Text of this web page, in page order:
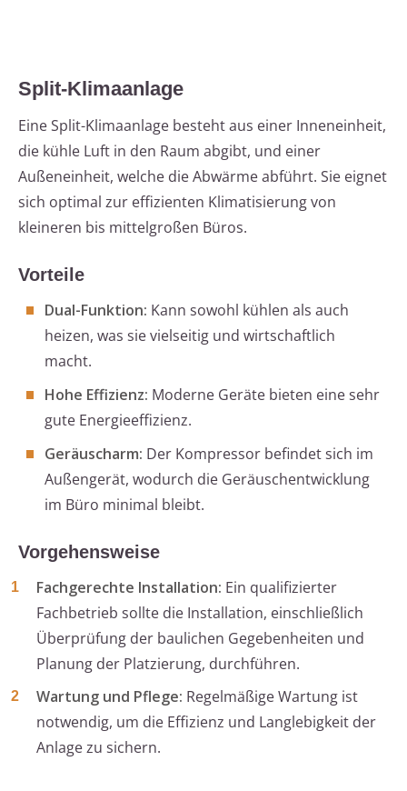
Split-Klimaanlage
Eine Split-Klimaanlage besteht aus einer Inneneinheit,
die kühle Luft in den Raum abgibt, und einer
Außeneinheit, welche die Abwärme abführt. Sie eignet
sich optimal zur effizienten Klimatisierung von
kleineren bis mittelgroßen Büros.
Vorteile
Dual-Funktion: Kann sowohl kühlen als auch
heizen, was sie vielseitig und wirtschaftlich
macht.
Hohe Effizienz: Moderne Geräte bieten eine sehr
gute Energieeffizienz.
Geräuscharm: Der Kompressor befindet sich im
Außengerät, wodurch die Geräuschentwicklung
im Büro minimal bleibt.
Vorgehensweise
Fachgerechte Installation: Ein qualifizierter
Fachbetrieb sollte die Installation, einschließlich
Überprüfung der baulichen Gegebenheiten und
Planung der Platzierung, durchführen.
Wartung und Pflege: Regelmäßige Wartung ist
notwendig, um die Effizienz und Langlebigkeit der
Anlage zu sichern.